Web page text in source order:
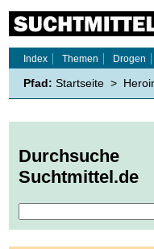
Index
Themen Drogen
Pfad: Startseite >
Durchsuche
Suchtmittel.de